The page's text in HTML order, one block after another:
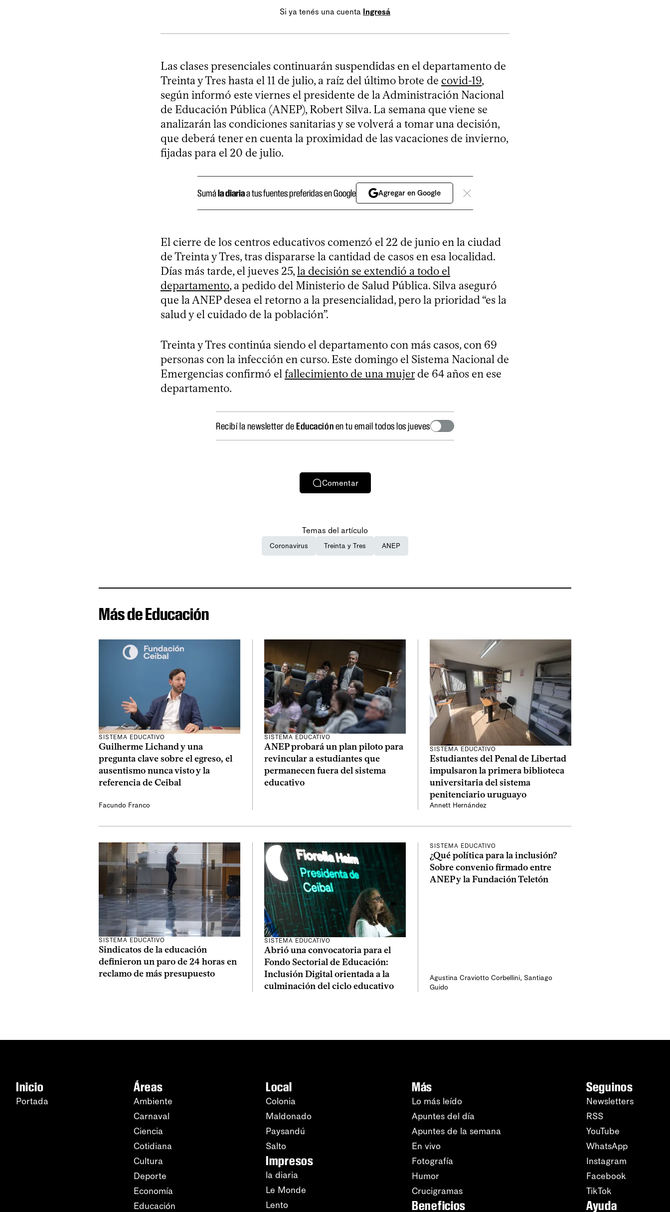
Si ya tenés una cuenta Ingresá
Las clases presenciales continuarán suspendidas en el departamento de
Treinta y Tres hasta el 11 de julio, a raíz del último brote de covid-19,
según informó este viernes el presidente de la Administración Nacional
de Educación Pública (ANEP), Robert Silva. La semana que viene se
analizarán las condiciones sanitarias y se volverá a tomar una decisión,
que deberá tener en cuenta la proximidad de las vacaciones de invierno,
fijadas para el 20 de julio.
Sumála diariaa tus fuentes preferidas en Google Agregar en Google
El cierre de los centros educativos comenzó el 22 de junio en la ciudad
de Treinta y Tres, tras dispararse la cantidad de casos en esa localidad.
Días más tarde, el jueves 25,la decisión se extendió a todo el
departamento, a pedido del Ministerio de Salud Pública. Silva aseguró
que la ANEP desea el retorno a la presencialidad, pero la prioridad “es la
salud y el cuidado de la población”.
Treinta y Tres continúa siendo el departamento con más casos, con 69
personas con la infección en curso. Este domingo el Sistema Nacional de
Emergencias confirmó elfallecimiento de una mujerde 64 años en ese
departamento.
Recibí la newsletter deEducaciónen tu email todos los jueves
Comentar
Temas del artículo
Coronavirus Treinta y Tres ANEP
Más de Educación
SISTEMA EDUCATIVO
Guilherme Lichand y una
pregunta clave sobre el egreso, el
ausentismo nunca visto y la
referencia de Ceibal
Facundo Franco
SISTEMA EDUCATIVO
ANEP probará un plan piloto para
revincular a estudiantes que
permanecen fuera del sistema
educativo
SISTEMA EDUCATIVO
Estudiantes del Penal de Libertad
impulsaron la primera biblioteca
universitaria del sistema
penitenciario uruguayo
Annett Hernández
SISTEMA EDUCATIVO
Sindicatos de la educación
definieron un paro de 24 horas en
reclamo de más presupuesto
SISTEMA EDUCATIVO
Abrió una convocatoria para el
Fondo Sectorial de Educación:
Inclusión Digital orientada a la
culminación del ciclo educativo
SISTEMA EDUCATIVO
¿Qué política para la inclusión?
Sobre convenio firmado entre
ANEP y la Fundación Teletón
Agustina Craviotto Corbellini, Santiago
Guido
Inicio
Portada
Áreas
Ambiente
Carnaval
Ciencia
Cotidiana
Cultura
Deporte
Economía
Educación
Local
Colonia
Maldonado
Paysandú
Salto
Impresos
la diaria
Le Monde
Lento
Más
Lo más leído
Apuntes del día
Apuntes de la semana
En vivo
Fotografía
Humor
Crucigramas
Beneficios
Seguinos
Newsletters
RSS
YouTube
WhatsApp
Instagram
Facebook
TikTok
Ayuda